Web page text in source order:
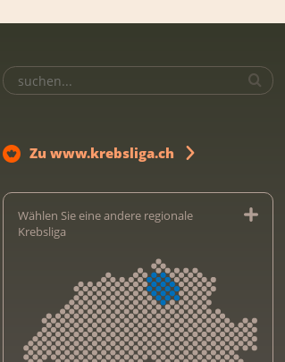
Zu www.krebsliga.ch
Wählen Sie eine andere regionale
Krebsliga